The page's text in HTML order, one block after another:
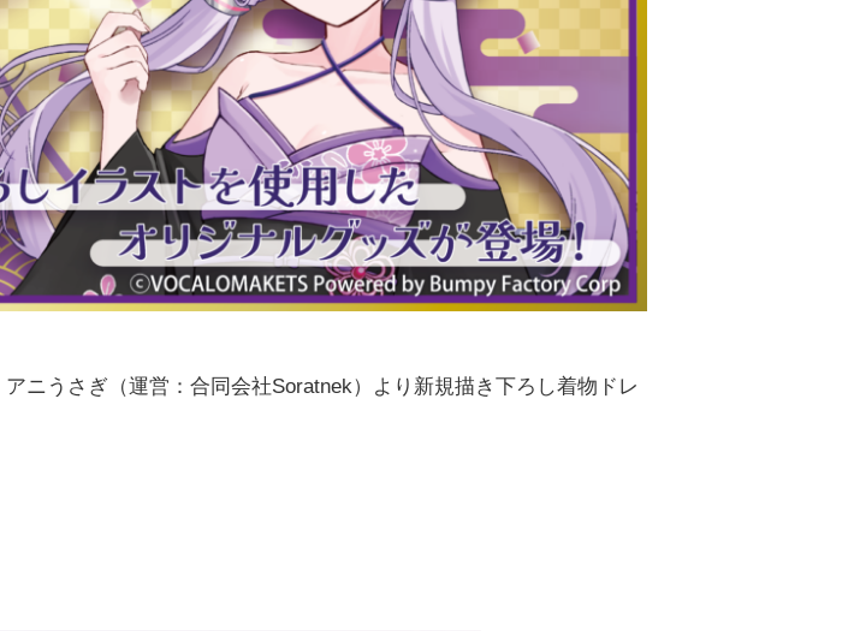
アニうさぎ（運営：合同会社Soratnek）より新規描き下ろし着物ドレ